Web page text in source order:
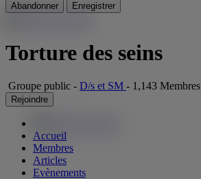
Abandonner Enregistrer
Torture des seins
Groupe public - D/s et SM - 1,143 Membres
Rejoindre
Accueil
Membres
Articles
Evènements